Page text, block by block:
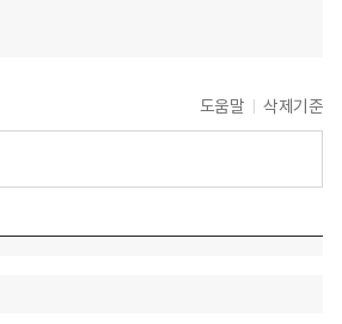
도움말 삭제기준